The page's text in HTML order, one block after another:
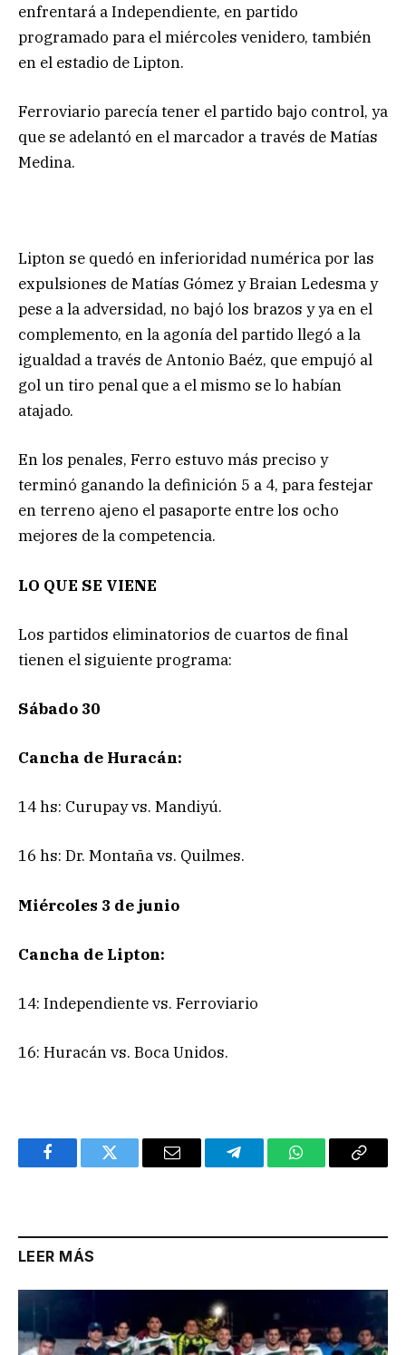
enfrentará a Independiente, en partido
programado para el miércoles venidero, también
en el estadio de Lipton.
Ferroviario parecía tener el partido bajo control, ya
que se adelantó en el marcador a través de Matías
Medina.
Lipton se quedó en inferioridad numérica por las
expulsiones de Matías Gómez y Braian Ledesma y
pese a la adversidad, no bajó los brazos y ya en el
complemento, en la agonía del partido llegó a la
igualdad a través de Antonio Baéz, que empujó al
gol un tiro penal que a el mismo se lo habían
atajado.
En los penales, Ferro estuvo más preciso y
terminó ganando la definición 5 a 4, para festejar
en terreno ajeno el pasaporte entre los ocho
mejores de la competencia.
LO QUE SE VIENE
Los partidos eliminatorios de cuartos de final
tienen el siguiente programa:
Sábado 30
Cancha de Huracán:
14 hs: Curupay vs. Mandiyú.
16 hs: Dr. Montaña vs. Quilmes.
Miércoles 3 de junio
Cancha de Lipton:
14: Independiente vs. Ferroviario
16: Huracán vs. Boca Unidos.
FacebookTwitter Email TelegramWhatsAppCopy
LEER MÁS